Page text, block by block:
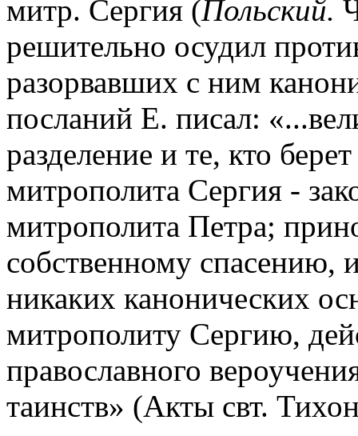
митр. Сергия (Польский.
решительно осудил
разорвавших с ним
посланий Е. писал:
разделение и те, кто
митрополита Сергия -
митрополита Петра;
собственному спасению,
никаких канонических
митрополиту Сергию,
православного
таинств» (Акты свт.